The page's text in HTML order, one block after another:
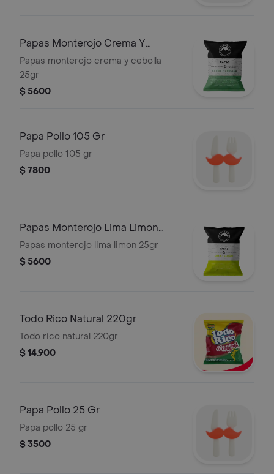
Papas Monterojo Crema Y
Cebolla 25gr
Papas monterojo crema y cebolla
25gr
$ 5600
Papa Pollo 105 Gr
Papa pollo 105 gr
$ 7800
Papas Monterojo Lima Limon
25gr
Papas monterojo lima limon 25gr
$ 5600
Todo Rico Natural 220gr
Todo rico natural 220gr
$ 14.900
Papa Pollo 25 Gr
Papa pollo 25 gr
$ 3500